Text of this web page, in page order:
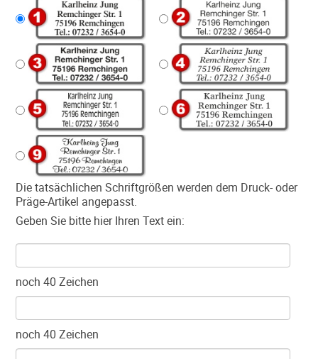
Die tatsächlichen Schriftgrößen werden dem Druck- oder
Präge-Artikel angepasst.
Geben Sie bitte hier Ihren Text ein:
noch40 Zeichen
noch40 Zeichen